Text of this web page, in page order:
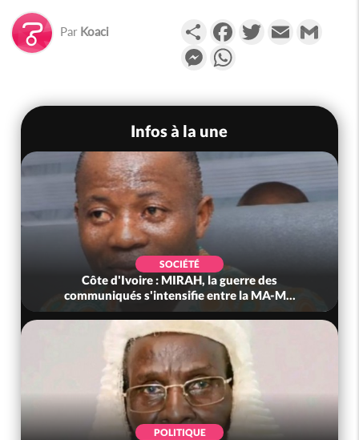
Par Koaci PartagerFacebookTwitterEmail
Messenger
Infos à la une
SOCIÉTÉ
Côte d'Ivoire : MIRAH, la guerre des
communiqués s'intensifie entre la MA-M...
POLITIQUE